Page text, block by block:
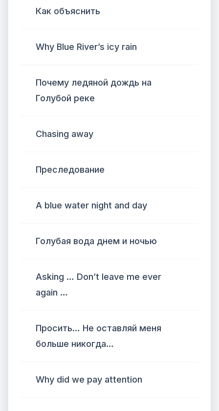
Как объяснить
Why Blue River’s icy rain
Почему ледяной дождь на
Голубой реке
Chasing away
Преследование
A blue water night and day
Голубая вода днем ​​и ночью
Asking … Don’t leave me ever
again …
Просить… Не оставляй меня
больше никогда…
Why did we pay attention